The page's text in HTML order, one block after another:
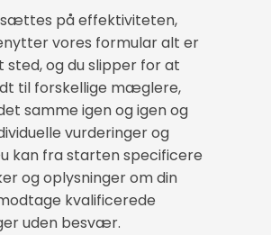
på effektiviteten,
vores formular alt er
sted, og du slipper for at
til forskellige mæglere,
samme igen og igen og
vurderinger og
kan fra starten specificere
og oplysninger om din
kvalificerede
uden besvær.